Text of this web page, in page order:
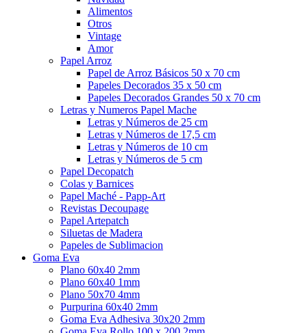
Alimentos
Otros
Vintage
Amor
Papel Arroz
Papel de Arroz Básicos 50 x 70 cm
Papeles Decorados 35 x 50 cm
Papeles Decorados Grandes 50 x 70 cm
Letras y Numeros Papel Mache
Letras y Números de 25 cm
Letras y Números de 17,5 cm
Letras y Números de 10 cm
Letras y Números de 5 cm
Papel Decopatch
Colas y Barnices
Papel Maché - Papp-Art
Revistas Decoupage
Papel Artepatch
Siluetas de Madera
Papeles de Sublimacion
Goma Eva
Plano 60x40 2mm
Plano 60x40 1mm
Plano 50x70 4mm
Purpurina 60x40 2mm
Goma Eva Adhesiva 30x20 2mm